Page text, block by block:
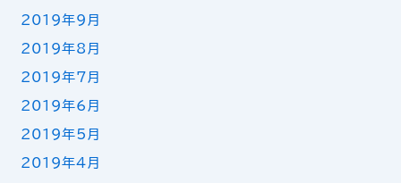
2019年9月
2019年8月
2019年7月
2019年6月
2019年5月
2019年4月